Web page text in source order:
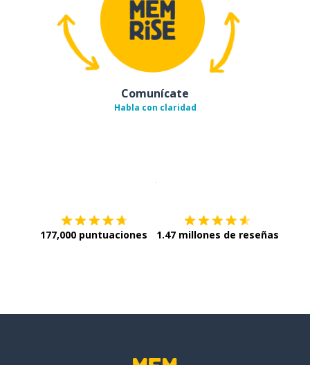
Comunícate
Habla con claridad
177,000 puntuaciones 1.47 millones de reseñas